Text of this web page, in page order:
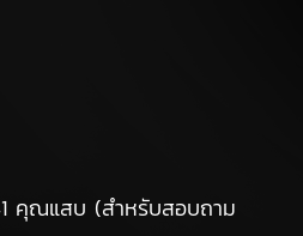
คุณแสบ (สำหรับสอบถาม